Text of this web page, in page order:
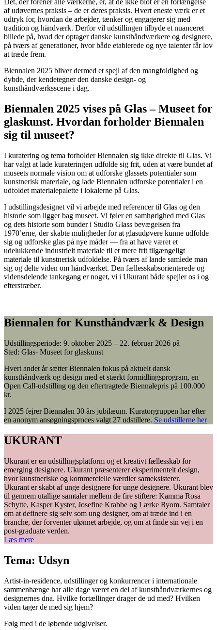
Det, der forener alle værkerne, er, at de ikke blot er en forlængelse
af udøvernes praksis – de er deres praksis. Hvert eneste værk er et
udtryk for, hvordan de arbejder, tænker og engagerer sig med
tradition og håndværk. Derfor vil udstillingen tilbyde et nuanceret
billede på, hvad der optager danske kunsthåndværkere og designere,
på tværs af generationer, hvor både etablerede og nye talenter får lov
at træde frem.
Biennalen 2025 bliver dermed et spejl af den mangfoldighed og
dybde, der kendetegner den danske design- og
kunsthåndværksscene i dag.
Biennalen 2025 vises på Glas – Museet for
glaskunst. Hvordan forholder Biennalen
sig til museet?
I kuratering og tema forholder Biennalen sig ikke direkte til Glas. Vi
har valgt at lade kurateringen udfolde sig frit, uden at være bundet af
museets normale vision om at udforske glassets potentialer som
kunstnerisk materiale, og lade Biennalen udforske potentialer i en
udfoldet materialepalette i lokalerne på Glas.
I udstillingsdesignet vil vi arbejde med referencer til Glas og den
historie som ligger bag museet. Vi føler en samhørighed med Glas
og dets historie som bunder i Studio Glass bevægelsen fra
1970’erne, der skabte muligheder for at glasudøvere kunne udfolde
sig og udforske glas på nye måder — fra at have været et
udelukkende industrielt materiale til et mere frit tilgængeligt
materiale til kunstnerisk udfoldelse. På tværs af lande samlede man
sig og delte viden om håndværket. Den fællesskabsorienterede og
vidensdelende tankegang er noget, vi i Ukurant både spejler os i og
efterstræber.
Biennalen for Kunsthåndværk & Design
Udstillingsperiode: 9. oktober 2025 – 22. februar 2026 på
Sted: Glas- Museet for glaskunst
Hvert andet år sætter Biennalen fokus på aktuelt dansk
kunsthåndværk og design med et stærkt formidlingsprogram, en
Open Call-udstilling og den eftertragtede Biennalepris på 100.000
kr.
I 2025 fejrer Biennalen 30 års jubilæum. Kuratorgruppen har efter
en anonym ansøgningsproces valgt 27 udstillere. Se udstillerne her
UKURANT
Ukurant er en udstillingsplatform og et kreativt fællesskab for
emerging designere. Ukurant præsenterer eksperimentelt design,
hvor kunstneriske og kommercielle værdier sameksisterer.
Ukurant er skabt af unge designere for unge designere. Ukurant blev
til gennem utallige samtaler mellem de fire stiftere: Kamma Rosa
Schytte, Kasper Kyster, Josefine Krabbe og Lærke Ryom. Samtaler
om at definere sig selv som ung designer, om at træde ind i en
branche, der forventer ulønnet arbejde, og om at finde sin vej i en
post-graduate verden.
Læs mere
Tema: Udsyn
Artist-in-residence, udstillinger og konkurrencer i internationale
sammenhænge har alle dage været en del af kunsthåndværkernes og
designernes dna. Hvilke fortællinger drager de ud med? Hvilken
viden tager de med sig hjem?
Følg med i de løbende udgivelser.